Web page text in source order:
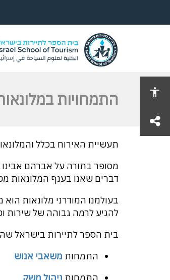
share
התמחויות
תעשיית האירוח בכלל
מסופר בתורה על אברהם
דברים שאנו בענף המלונאות
בעולמנו המודרני מלונאות
להגיע לרמה גבוהה של שירות
בית הספר לתיירות בישראל
התמחות משאבי אנוש